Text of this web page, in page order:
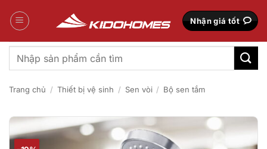
qua
Nhận giá tốt
Tìm
kiếm:
Trang chủ / Thiết bị vệ sinh / Sen vòi / Bộ sen tắm